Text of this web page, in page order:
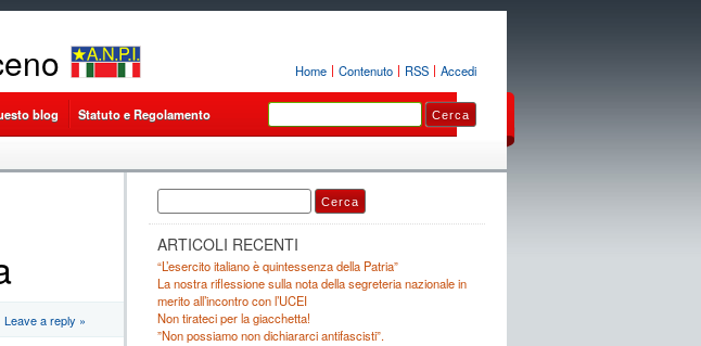
Home Contenuto RSS Accedi
blog Statuto e Regolamento
Leave a reply »
Ricerca
per:
ARTICOLI RECENTI
“L’esercito italiano è quintessenza della Patria”
La nostra riflessione sulla nota della segreteria nazionale in
merito all’incontro con l’UCEI
Non tirateci per la giacchetta!
”Non possiamo non dichiararci antifascisti”.